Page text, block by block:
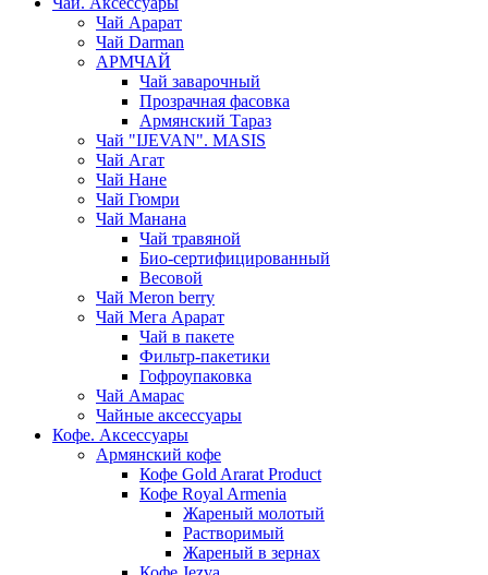
Чай Арарат
Чай Darman
АРМЧАЙ
Чай заварочный
Прозрачная фасовка
Армянский Тараз
Чай "IJEVAN". MASIS
Чай Агат
Чай Нане
Чай Гюмри
Чай Манана
Чай травяной
Био-сертифицированный
Весовой
Чай Meron berry
Чай Мега Арарат
Чай в пакете
Фильтр-пакетики
Гофроупаковка
Чай Амарас
Чайные аксессуары
Кофе. Аксессуары
Армянский кофе
Кофе Gold Ararat Product
Кофе Royal Armenia
Жареный молотый
Растворимый
Жареный в зернах